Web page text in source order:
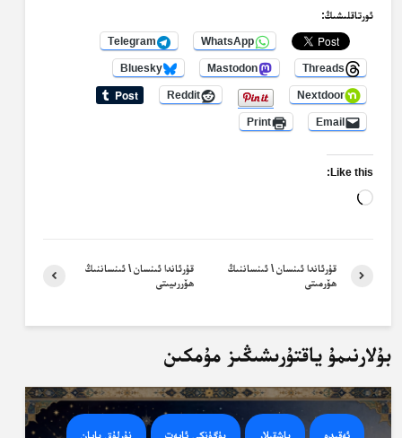
ئورتاقلىشىڭ:
WhatsApp
Telegram
Threads
Mastodon
Bluesky
Nextdoor
Reddit
Email
Print
Like this:
Loading…
قۇرئاندا ئىنسان \ ئىنساننىڭ
ھۆررىيىتى
قۇرئاندا ئىنسان \ ئىنساننىڭ
ھۆرمىتى
بۇلارنىمۇ ياقتۇرىشىڭىز مۇمكىن
ئەقىدە باشقىلار بۈگۈنكى ئايەت نۇرلۇق بايان